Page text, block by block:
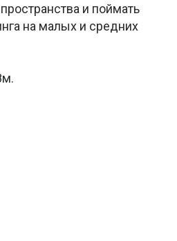
и поймать
на малых и средних